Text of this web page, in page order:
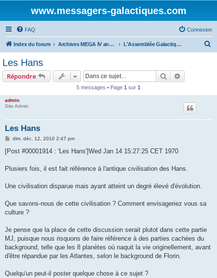
www.messagers-galactiques.com
FAQ Connexion
Index du forum Archives MEGA IV ancien forum L'Assemblée Galactique
Les Hans
Répondre Rechercher
5 messages • Page 1 sur 1
admin
Site Admin
Les Hans
M
s
g
dim. déc. 12, 2010 2:47 pm
[Post #00001914 : 'Les Hans']Wed Jan 14 15:27:25 CET 1970
Plusiers fois, il est fait référence à l'antique civilisation des Hans.
Une civilisation disparue mais ayant atteint un degré élevé d'évolution.
Que savons-nous de cette civilisation ? Comment envisageriez vous sa
culture ?
Je pense que la place de cette discussion serait plutot dans cette partie
MJ, puisque nous risquons de faire référence à des parties cachées du
background, telle que les 8 planètes où naquit la vie originellement, avant
d'être répandue par les Atlantes, selon le background de Florin.
Quelqu'un peut-il poster quelque chose à ce sujet ?